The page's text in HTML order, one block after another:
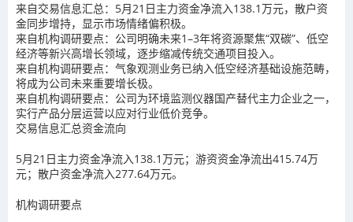
来自交易信息汇总：5月21日主力资金净流入138.1万元，散户资
金同步增持，显示市场情绪偏积极。
来自机构调研要点：公司明确未来1–3年将资源聚焦“双碳”、低空
经济等新兴高增长领域，逐步缩减传统交通项目投入。
来自机构调研要点：气象观测业务已纳入低空经济基础设施范畴，
将成为公司未来重要增长极。
来自机构调研要点：公司为环境监测仪器国产替代主力企业之一，
实行产品分层运营以应对行业低价竞争。
交易信息汇总资金流向
5月21日主力资金净流入138.1万元；游资资金净流出415.74万
元；散户资金净流入277.64万元。
机构调研要点